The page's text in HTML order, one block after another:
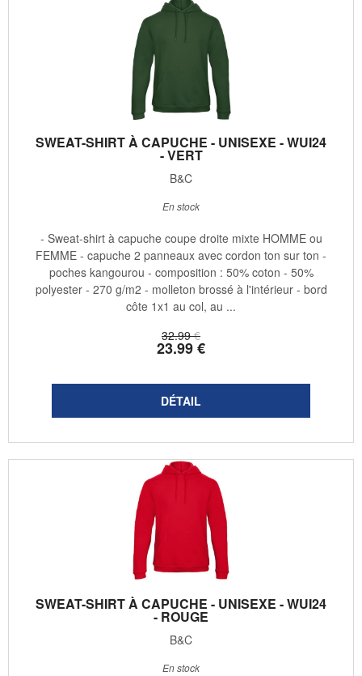
SWEAT-SHIRT À CAPUCHE - UNISEXE - WUI24
- VERT
B&C
32.99 €
23.99€
En stock
- Sweat-shirt à capuche coupe droite mixte HOMME ou
FEMME - capuche 2 panneaux avec cordon ton sur ton -
poches kangourou - composition : 50% coton - 50%
polyester - 270 g/m2 - molleton brossé à l'intérieur - bord
côte 1x1 au col, au ...
SWEAT-SHIRT À CAPUCHE - UNISEXE - WUI24
- ROUGE
B&C
En stock